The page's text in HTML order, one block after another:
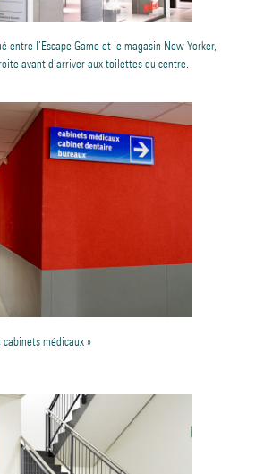
entre l’Escape Game et le magasin New Yorker,
avant d’arriver aux toilettes du centre.
cabinets médicaux »